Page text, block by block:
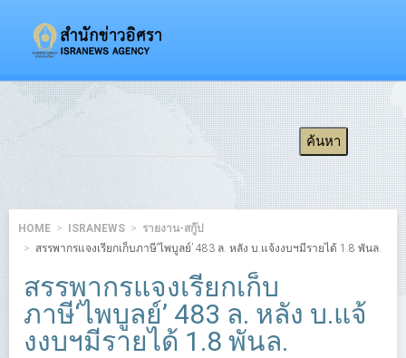
HOME ISRANEWS
รายงาน-สกู๊ป
สรรพากรแจงเรียกเก็บภาษี‘ไพบูลย์’ 483 ล. หลัง บ.แจ้งงบฯมีรายได้ 1.8 พันล.
สรรพากรแจงเรียกเก็บ
ภาษี‘ไพบูลย์’ 483 ล. หลัง บ.แจ้
งงบฯมีรายได้ 1.8 พันล.